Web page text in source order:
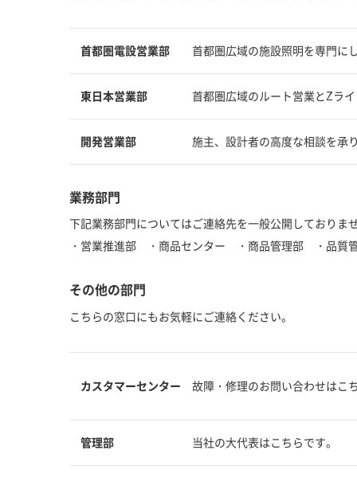
首都圏電設営業部 首都圏広域の施設照明を専門に
東日本営業部 首都圏広域のルート営業とZラ
開発営業部 施主、設計者の高度な相談を承
業務部門
下記業務部門についてはご連絡先を一般公開しておりま
・営業推進部 ・商品センター ・商品管理部 ・品質
その他の部門
こちらの窓口にもお気軽にご連絡ください。
カスタマーセンター 故障・修理のお問い合わせはこ
管理部 当社の大代表はこちらです。